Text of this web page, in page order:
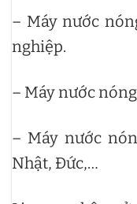
– Máy nước
nghiệp.
– Máy nước
– Máy nước
Nhật, Đức,…